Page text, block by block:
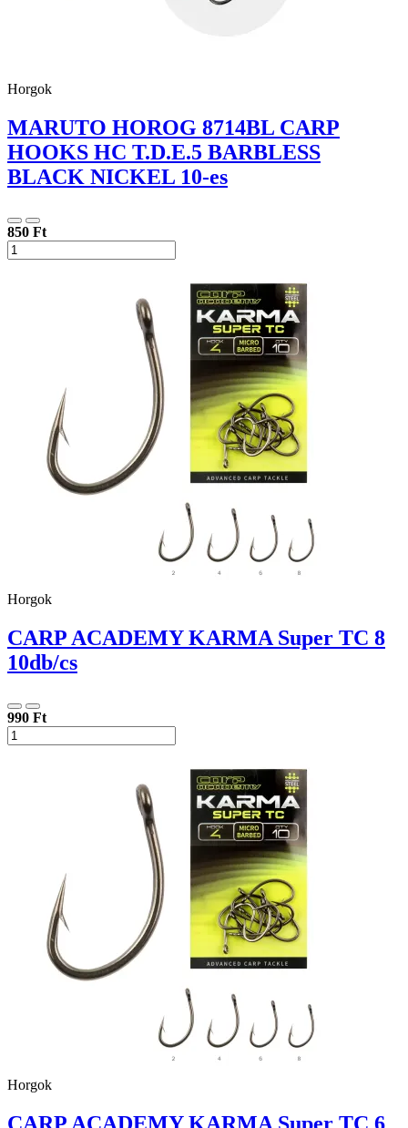
Horgok
MARUTO HOROG 8714BL CARP
HOOKS HC T.D.E.5 BARBLESS
BLACK NICKEL 10-es
850 Ft
Horgok
CARP ACADEMY KARMA Super TC 8
10db/cs
990 Ft
Horgok
CARP ACADEMY KARMA Super TC 6